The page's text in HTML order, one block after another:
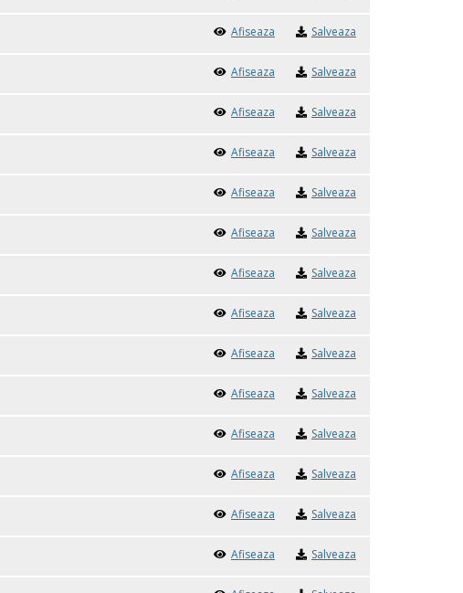
Afiseaza Salveaza
Afiseaza Salveaza
Afiseaza Salveaza
Afiseaza Salveaza
Afiseaza Salveaza
Afiseaza Salveaza
Afiseaza Salveaza
Afiseaza Salveaza
Afiseaza Salveaza
Afiseaza Salveaza
Afiseaza Salveaza
Afiseaza Salveaza
Afiseaza Salveaza
Afiseaza Salveaza